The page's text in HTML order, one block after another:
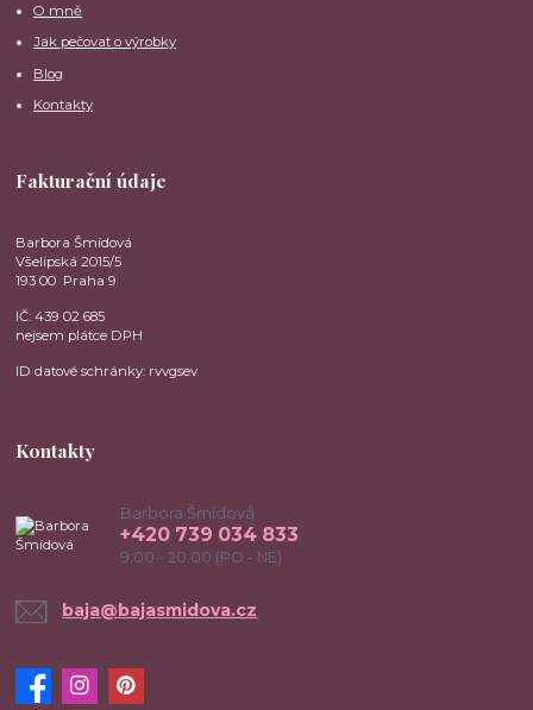
O mně
Jak pečovat o výrobky
Blog
Kontakty
Fakturační údaje
Barbora Šmídová
Všelipská 2015/5
193 00 Praha 9
IČ: 439 02 685
nejsem plátce DPH
ID datové schránky: rvvgsev
Kontakty
Barbora Šmídová
+420 739 034 833
9:00 - 20:00 (PO - NE)
baja@bajasmidova.cz